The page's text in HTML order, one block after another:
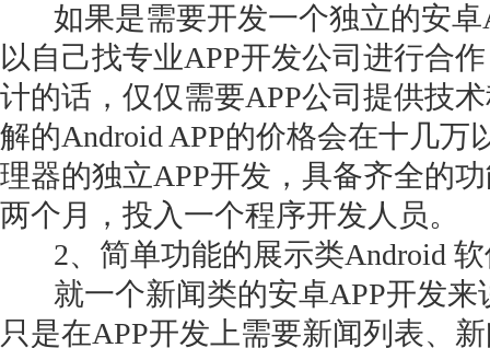
如果是需要开发一个独立的安卓
以自己找专业APP开发公司进行合
计的话，仅仅需要APP公司提供技
解的Android APP的价格会在十几万
理器的独立APP开发，具备齐全的
两个月，投入一个程序开发人员。
2、简单功能的展示类Android 软
就一个新闻类的安卓APP开发来
只是在APP开发上需要新闻列表、